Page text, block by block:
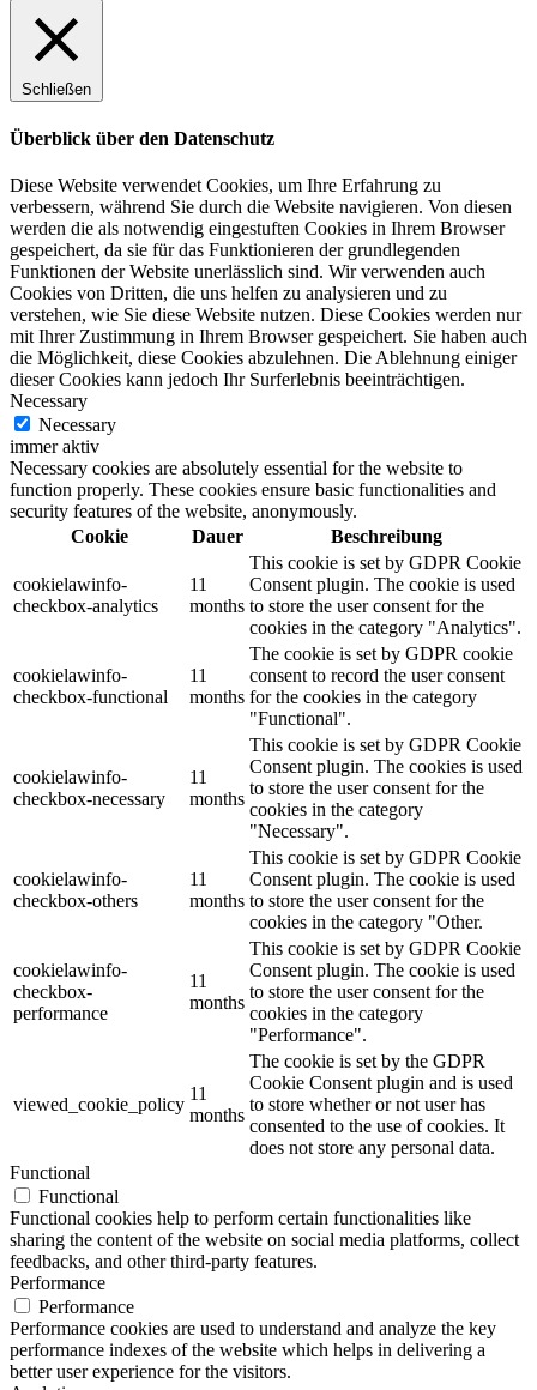
Schließen
Überblick über den Datenschutz
Diese Website verwendet Cookies, um Ihre Erfahrung zu
verbessern, während Sie durch die Website navigieren. Von diesen
werden die als notwendig eingestuften Cookies in Ihrem Browser
gespeichert, da sie für das Funktionieren der grundlegenden
Funktionen der Website unerlässlich sind. Wir verwenden auch
Cookies von Dritten, die uns helfen zu analysieren und zu
verstehen, wie Sie diese Website nutzen. Diese Cookies werden nur
mit Ihrer Zustimmung in Ihrem Browser gespeichert. Sie haben auch
die Möglichkeit, diese Cookies abzulehnen. Die Ablehnung einiger
dieser Cookies kann jedoch Ihr Surferlebnis beeinträchtigen.
Necessary
Necessary
immer aktiv
Necessary cookies are absolutely essential for the website to
function properly. These cookies ensure basic functionalities and
security features of the website, anonymously.
Cookie
Dauer Beschreibung
cookielawinfo-
checkbox-analytics
11
months
This cookie is set by GDPR Cookie
Consent plugin. The cookie is used
to store the user consent for the
cookies in the category "Analytics".
cookielawinfo-
checkbox-functional
11
months
The cookie is set by GDPR cookie
consent to record the user consent
for the cookies in the category
"Functional".
cookielawinfo-
checkbox-necessary
11
months
This cookie is set by GDPR Cookie
Consent plugin. The cookies is used
to store the user consent for the
cookies in the category
"Necessary".
cookielawinfo-
checkbox-others
11
months
This cookie is set by GDPR Cookie
Consent plugin. The cookie is used
to store the user consent for the
cookies in the category "Other.
cookielawinfo-
checkbox-
performance
11
months
This cookie is set by GDPR Cookie
Consent plugin. The cookie is used
to store the user consent for the
cookies in the category
"Performance".
viewed_cookie_policy
11
months
The cookie is set by the GDPR
Cookie Consent plugin and is used
to store whether or not user has
consented to the use of cookies. It
does not store any personal data.
Functional
Functional
Functional cookies help to perform certain functionalities like
sharing the content of the website on social media platforms, collect
feedbacks, and other third-party features.
Performance
Performance
Performance cookies are used to understand and analyze the key
performance indexes of the website which helps in delivering a
better user experience for the visitors.